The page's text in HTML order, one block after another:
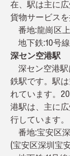
在、駅は主に
貨物サービスを
番地:龍崗区
地下鉄:10号
深セン空港駅
深セン空港
鉄駅です。駅
れています。
港駅は、主に
行しています。
番地:宝安区
(宝安区深圳宝